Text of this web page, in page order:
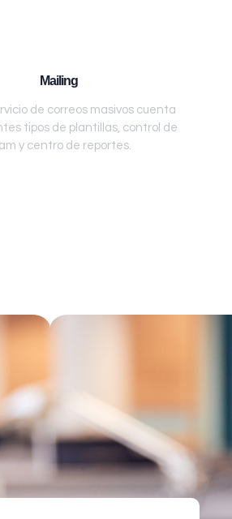
Mailing
de correos masivos cuenta
tipos de plantillas, control de
y centro de reportes.